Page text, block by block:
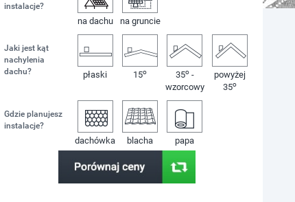
instalacje?
na dachu na gruncie
Jaki jest kąt
nachylenia
dachu?
płaski 15o 35o-
wzorcowy
powyżej
35o
Gdzie planujesz
instalacje?
dachówka blacha papa